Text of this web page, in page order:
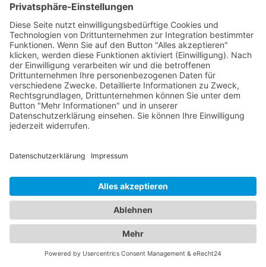
sowie die Behandlung von Augenkrankheiten. Sie
verwenden modernste Technologien, um genaue
Diagnosen zu stellen und eine optimale
Versorgung zu gewährleisten. Für die kleinen
Patienten bieten wir Ihnen zudem eine Übersicht
an qualifizierten Kinderärzten in Bernau am
Chiemsee, die sich umfassend um das
Wohlergehen Ihrer Kinder kümmern. Von
Vorsorgeuntersuchungen und Impfungen bis hin
Ihnen mit ihrer Expertise zur Seite. Vertrauen Sie
auf unser Branchenportal, um den besten
Kinderarzt Bernau am Chiemseezu finden. Wir
bieten Ihnen detaillierte Informationen zu den
Ärzten, ihren Fachgebieten, Öffnungszeiten und
Standorten. Sorgen Sie für die Gesundheit Ihrer
Familie, indem Sie die besten medizinischen
Fachkräfte für Augen- und Kinderheilkunde in